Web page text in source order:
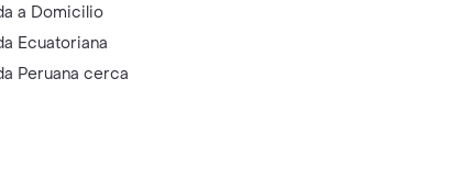
a Domicilio
Ecuatoriana
Peruana cerca